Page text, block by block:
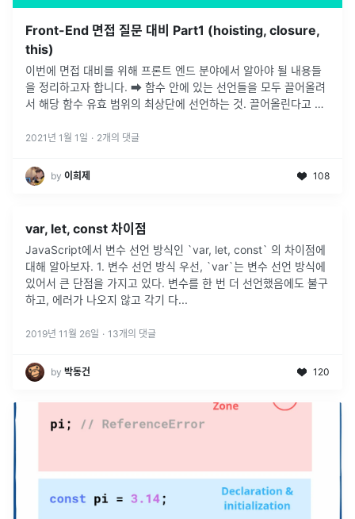
Front-End 면접 질문 대비 Part1 (hoisting, closure,
this)
이번에 면접 대비를 위해 프론트 엔드 분야에서 알아야 될 내용들
을 정리하고자 합니다. ➡️ 함수 안에 있는 선언들을 모두 끌어올려
서 해당 함수 유효 범위의 최상단에 선언하는 것. 끌어올린다고 생
var...
2021년 1월 1일 · 2개의 댓글
by 이희제 108
var, let, const 차이점
JavaScript에서 변수 선언 방식인 `var, let, const` 의 차이점에
대해 알아보자. 1. 변수 선언 방식 우선, `var`는 변수 선언 방식에
있어서 큰 단점을 가지고 있다. 변수를 한 번 더 선언했음에도 불구
하고, 에러가 나오지 않고 각기 다...
2019년 11월 26일 · 13개의 댓글
by 박동건 120